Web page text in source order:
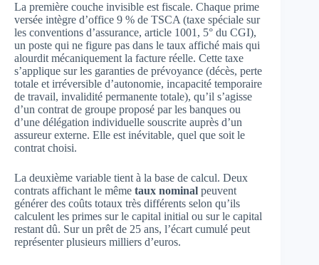
La première couche invisible est fiscale. Chaque prime
versée intègre d’office 9 % de TSCA (taxe spéciale sur
les conventions d’assurance, article 1001, 5° du CGI),
un poste qui ne figure pas dans le taux affiché mais qui
alourdit mécaniquement la facture réelle. Cette taxe
s’applique sur les garanties de prévoyance (décès, perte
totale et irréversible d’autonomie, incapacité temporaire
de travail, invalidité permanente totale), qu’il s’agisse
d’un contrat de groupe proposé par les banques ou
d’une délégation individuelle souscrite auprès d’un
assureur externe. Elle est inévitable, quel que soit le
contrat choisi.
La deuxième variable tient à la base de calcul. Deux
contrats affichant le même taux nominal peuvent
générer des coûts totaux très différents selon qu’ils
calculent les primes sur le capital initial ou sur le capital
restant dû. Sur un prêt de 25 ans, l’écart cumulé peut
représenter plusieurs milliers d’euros.